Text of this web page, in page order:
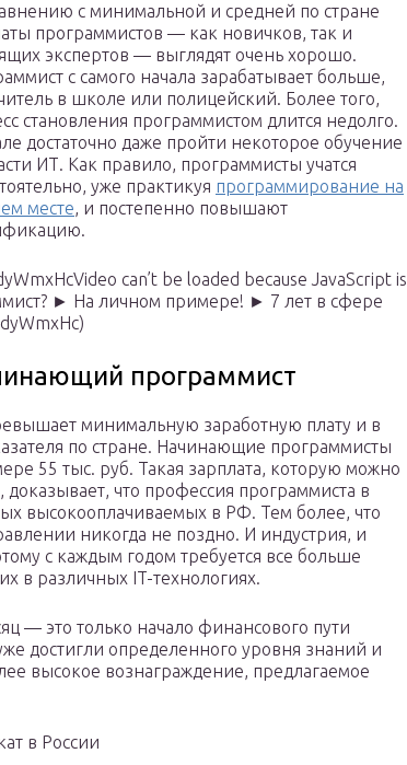
с минимальной и средней по стране
программистов — как новичков, так и
экспертов — выглядят очень хорошо.
с самого начала зарабатывает больше,
в школе или полицейский. Более того,
становления программистом длится недолго.
достаточно даже пройти некоторое обучение
ИТ. Как правило, программисты учатся
уже практикуя программирование на
месте, и постепенно повышают
can’t be loaded because JavaScript is
► На личном примере! ► 7 лет в сфере
программист
минимальную заработную плату и в
по стране. Начинающие программисты
55 тыс. руб. Такая зарплата, которую можно
что профессия программиста в
высокооплачиваемых в РФ. Тем более, что
никогда не поздно. И индустрия, и
с каждым годом требуется все больше
в различных IT-технологиях.
— это только начало финансового пути
достигли определенного уровня знаний и
высокое вознаграждение, предлагаемое
в России